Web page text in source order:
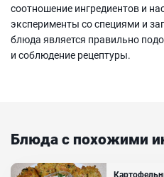
соотношение ингредиентов и
эксперименты со специями и
блюда является правильно
и соблюдение рецептуры.
Блюда с похожими